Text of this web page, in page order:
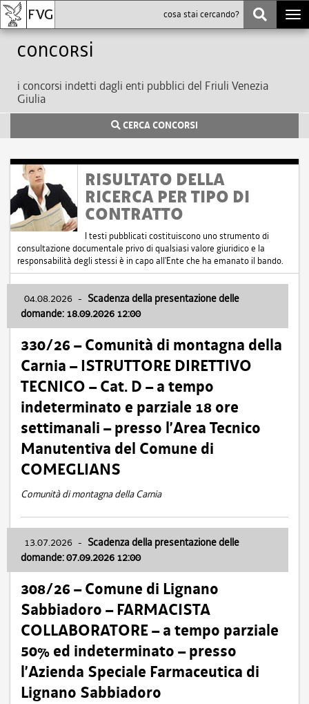
Concorsi
i concorsi indetti dagli enti pubblici del Friuli Venezia
Giulia
CERCA CONCORSI
RISULTATO DELLA
RICERCA PER TIPO DI
CONTRATTO
I testi pubblicati costituiscono uno strumento di
consultazione documentale privo di qualsiasi valore giuridico e la
responsabilità degli stessi è in capo all'Ente che ha emanato il bando.
04.08.2026 - Scadenza della presentazione delle
domande: 18.09.2026 12:00
330/26 – Comunità di montagna della
Carnia – ISTRUTTORE DIRETTIVO
TECNICO – Cat. D – a tempo
indeterminato e parziale 18 ore
settimanali – presso l’Area Tecnico
Manutentiva del Comune di
COMEGLIANS
Comunità di montagna della Carnia
13.07.2026 - Scadenza della presentazione delle
domande: 07.09.2026 12:00
308/26 – Comune di Lignano
Sabbiadoro – FARMACISTA
COLLABORATORE – a tempo parziale
50% ed indeterminato – presso
l’Azienda Speciale Farmaceutica di
Lignano Sabbiadoro